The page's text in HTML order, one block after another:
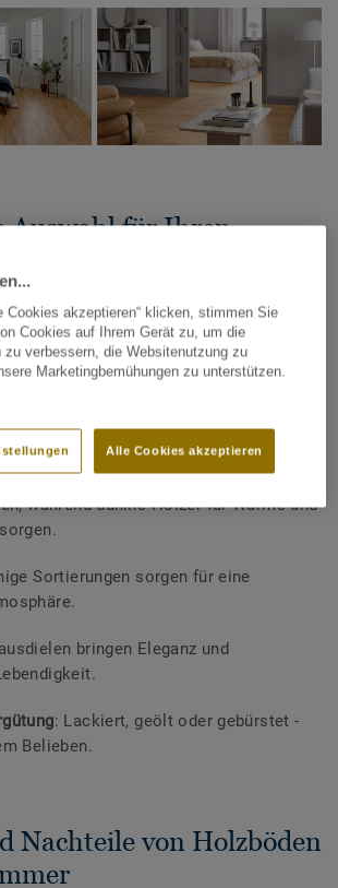
Auswahl für Ihren
für einen Holzboden spielen mehrere
Tarkett bietet eine ansprechende
dass sich optimal für
achten:
lassen Ihr Schlafzimmer luftig und
während dunkle Hölzer für Wärme und
Sortierungen sorgen für eine
bringen Eleganz und
: Lackiert, geölt oder gebürstet -
Belieben.
Nachteile von Holzböden
Cookies akzeptieren“ klicken, stimmen Sie
Cookies auf Ihrem Gerät zu, um die
zu verbessern, die Websitenutzung zu
Marketingbemühungen zu unterstützen.
Alle Cookies akzeptieren